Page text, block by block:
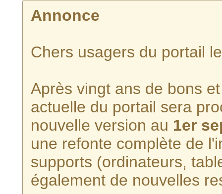
Annonce
Chers usagers du portail
Après vingt ans de bons
actuelle du portail sera
nouvelle version au 1er
une refonte complète de
supports (ordinateurs,
également de nouvelles